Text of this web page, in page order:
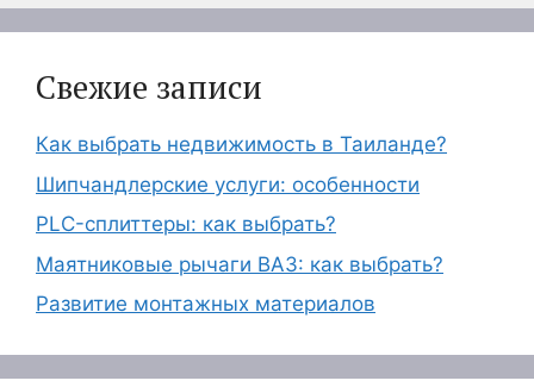
Свежие записи
Как выбрать недвижимость в Таиланде?
Шипчандлерские услуги: особенности
PLC-сплиттеры: как выбрать?
Маятниковые рычаги ВАЗ: как выбрать?
Развитие монтажных материалов